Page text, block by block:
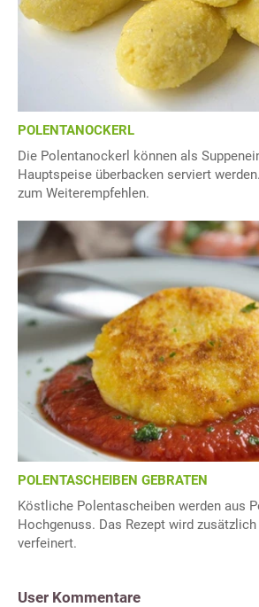
POLENTANOCKERL
Die Polentanockerl können als
Hauptspeise überbacken serviert
zum Weiterempfehlen.
POLENTASCHEIBEN GEBRATEN
Köstliche Polentascheiben werden aus
Hochgenuss. Das Rezept wird
verfeinert.
User Kommentare